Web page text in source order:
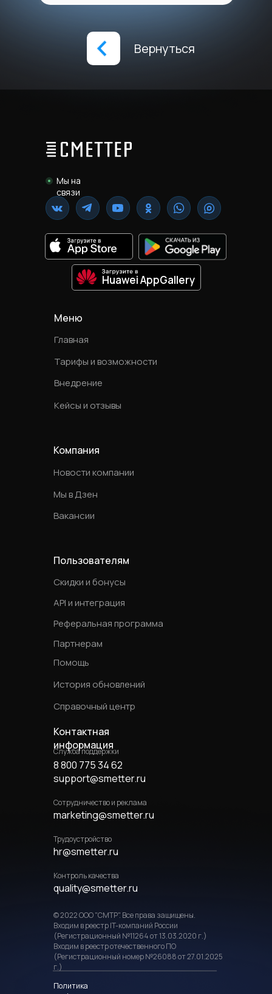
Вернуться
Huawei AppGallery
Мы на
связи
Политика
© 2022 ООО "СМТР". Все права защищены.
Входим в реестр IT-компаний России
(Регистрационный №11264 от 13.03.2020 г.)
Входим в реестр отечественного ПО
(Регистрационный номер №26088 от 27.01.2025
г.)
Компания
Пользователям
Меню
Контактная
информация
Служба поддержки
8 800 775 34 62
support@smetter.ru
Сотрудничество и реклама
marketing@smetter.ru
Трудоустройство
hr@smetter.ru
Контроль качества
quality@smetter.ru
Главная
Тарифы и возможности
Внедрение
Кейсы и отзывы
Новости компании
Мы в Дзен
Вакансии
Скидки и бонусы
Реферальная программа
API и интеграция
Помощь
История обновлений
Справочный центр
Партнерам